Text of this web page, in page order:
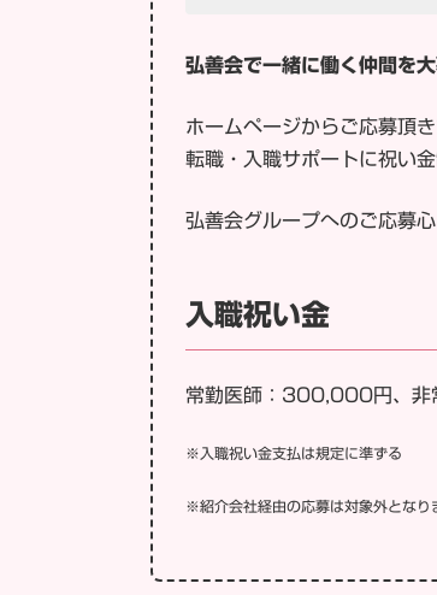
弘善会で一緒に働く仲間を
ホームページからご応募頂
転職・入職サポートに祝い金
弘善会グループへのご応募
入職祝い金
常勤医師：300,000円、 非
※入職祝い金支払は規定に準ずる
※紹介会社経由の応募は対象外となり